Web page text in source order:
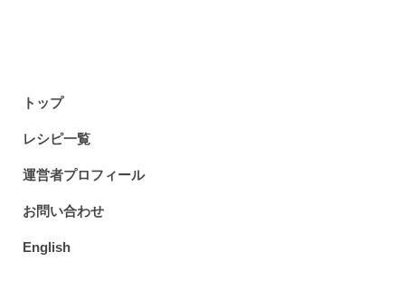
トップ
レシピ一覧
運営者プロフィール
お問い合わせ
English